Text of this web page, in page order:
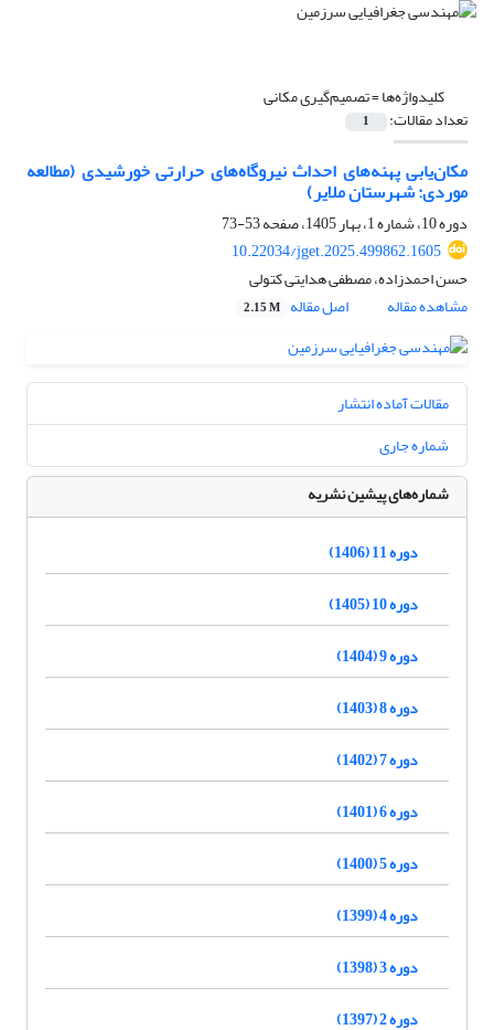
کلیدواژه‌ها =تصمیم‌گیری مکانی
تعداد مقالات: 1
مکان‌یابی پهنه‌های احداث نیروگاه‌های حرارتی خورشیدی (مطالعه
موردی: شهرستان ملایر)
دوره 10، شماره 1، بهار 1405، صفحه
53-73
10.22034/jget.2025.499862.1605
حسن احمدزاده، مصطفی هدایتی کتولی
مشاهده مقاله
اصل مقاله 2.15 M
مقالات آماده انتشار
شماره جاری
شماره‌های پیشین نشریه
دوره 11 (1406)
دوره 10 (1405)
دوره 9 (1404)
دوره 8 (1403)
دوره 7 (1402)
دوره 6 (1401)
دوره 5 (1400)
دوره 4 (1399)
دوره 3 (1398)
دوره 2 (1397)